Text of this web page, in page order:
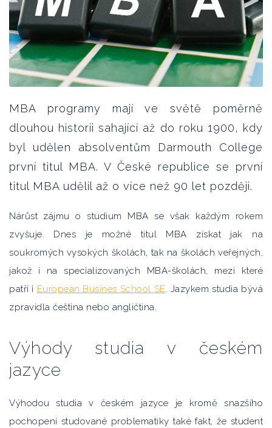
MBA programy mají ve světě poměrně
dlouhou historii sahající až do roku 1900, kdy
byl udělen absolventům Darmouth College
první titul MBA. V České republice se první
titul MBA udělil až o více než 90 let později.
Nárůst zájmu o studium MBA se však každým rokem
zvyšuje. Dnes je možné titul MBA získat jak na
soukromých vysokých školách, tak na školách veřejných,
jakož i na specializovaných MBA-školách, mezi které
patří i European Busines School SE. Jazykem studia bývá
zpravidla čeština nebo angličtina.
Výhody studia v českém
jazyce
Výhodou studia v českém jazyce je kromě snazšího
pochopení studované problematiky také fakt, že student